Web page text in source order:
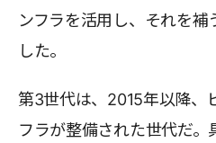
ンフラを活用し、それを
した。
第3世代は、2015年以降、
フラが整備された世代だ。